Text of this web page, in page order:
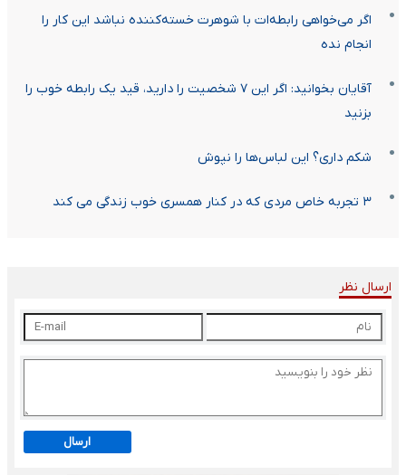
اگر می‌خواهی رابطه‌ات با شوهرت خسته‌کننده نباشد این کار را
انجام نده
آقایان بخوانید: اگر این ۷ شخصیت را دارید، قید یک رابطه خوب را
بزنید
شکم داری؟ این لباس‌ها را نپوش
۳ تجربه خاص مردی که در کنار همسری خوب زندگی می کند
ارسال نظر
ارسال